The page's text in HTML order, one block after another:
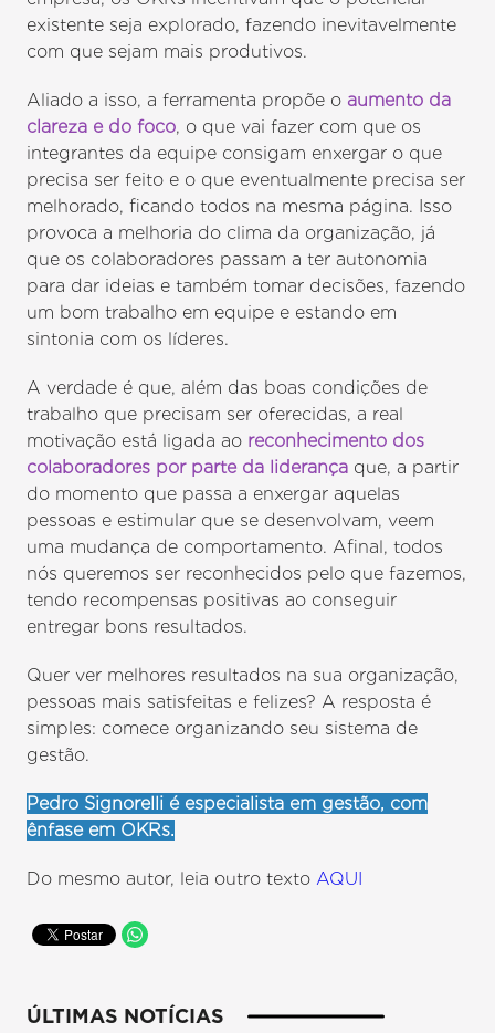
existente seja explorado, fazendo inevitavelmente
com que sejam mais produtivos.
Aliado a isso, a ferramenta propõe o aumento da
clareza e do foco, o que vai fazer com que os
integrantes da equipe consigam enxergar o que
precisa ser feito e o que eventualmente precisa ser
melhorado, ficando todos na mesma página. Isso
provoca a melhoria do clima da organização, já
que os colaboradores passam a ter autonomia
para dar ideias e também tomar decisões, fazendo
um bom trabalho em equipe e estando em
sintonia com os líderes.
A verdade é que, além das boas condições de
trabalho que precisam ser oferecidas, a real
motivação está ligada ao reconhecimento dos
colaboradores por parte da liderança que, a partir
do momento que passa a enxergar aquelas
pessoas e estimular que se desenvolvam, veem
uma mudança de comportamento. Afinal, todos
nós queremos ser reconhecidos pelo que fazemos,
tendo recompensas positivas ao conseguir
entregar bons resultados.
Quer ver melhores resultados na sua organização,
pessoas mais satisfeitas e felizes? A resposta é
simples: comece organizando seu sistema de
gestão.
Pedro Signorelli é especialista em gestão, com
ênfase em OKRs.
Do mesmo autor, leia outro textoAQUI
ÚLTIMAS NOTÍCIAS